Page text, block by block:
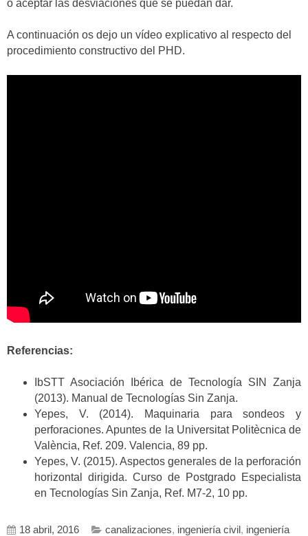
o aceptar las desviaciones que se puedan dar.
A continuación os dejo un vídeo explicativo al respecto del
procedimiento constructivo del PHD.
Referencias:
IbSTT Asociación Ibérica de Tecnología SIN Zanja
(2013). Manual de Tecnologías Sin Zanja.
Yepes, V. (2014). Maquinaria para sondeos y
perforaciones. Apuntes de la Universitat Politècnica de
València, Ref. 209. Valencia, 89 pp.
Yepes, V. (2015). Aspectos generales de la perforación
horizontal dirigida. Curso de Postgrado Especialista
en Tecnologías Sin Zanja, Ref. M7-2, 10 pp.
18 abril, 2016 canalizaciones, ingeniería civil , ingeniería